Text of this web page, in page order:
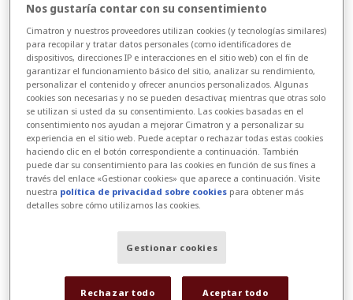
SigmaTEK Systems Brasil Ltda.
Rodovia Dom Gabriel Paulino Bueno Couto,
s/n, km 67,7 a 68,22
Polo Industrial, lote 3, Quadra A
Medeiros - Jundiaí / SP
CEP: 13212 - 240
Brasil
Email:vasb@fvtznarfg.pbz
Para asistencia inmediata, visite la
página de ayuda.
Consultas de Prensa:
znexrgvat@pnzoevb.pbz
Nos gustaría contar con su consentimiento
Cimatron y nuestros proveedores utilizan cookies (y tecnologías similares)
para recopilar y tratar datos personales (como identificadores de
dispositivos, direcciones IP e interacciones en el sitio web) con el fin de
garantizar el funcionamiento básico del sitio, analizar su rendimiento,
personalizar el contenido y ofrecer anuncios personalizados. Algunas
cookies son necesarias y no se pueden desactivar, mientras que otras solo
se utilizan si usted da su consentimiento. Las cookies basadas en el
consentimiento nos ayudan a mejorar Cimatron y a personalizar su
experiencia en el sitio web. Puede aceptar o rechazar todas estas cookies
haciendo clic en el botón correspondiente a continuación. También
puede dar su consentimiento para las cookies en función de sus fines a
través del enlace «Gestionar cookies» que aparece a continuación. Visite
nuestra política de privacidad sobre cookies para obtener más
detalles sobre cómo utilizamos las cookies.
Gestionar cookies
Rechazar todo Aceptar todo